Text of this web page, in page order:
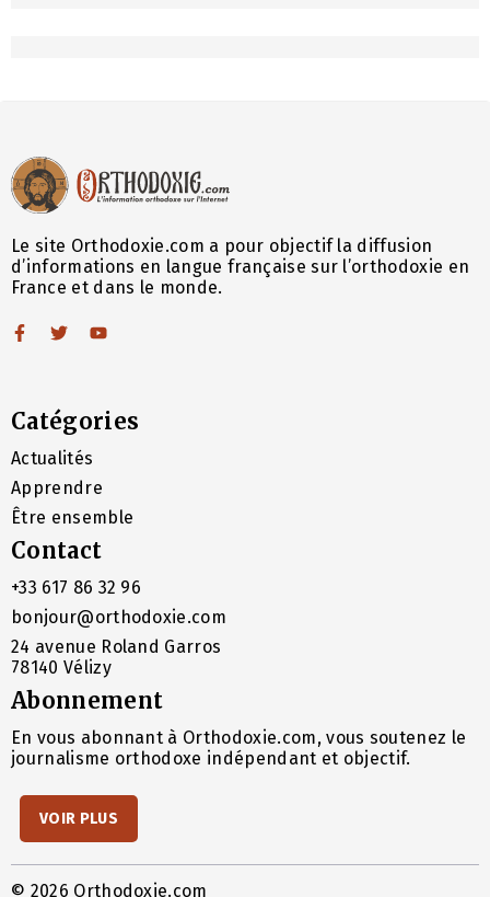
Le site Orthodoxie.com a pour objectif la diffusion
d’informations en langue française sur l’orthodoxie en
France et dans le monde.
Catégories
Actualités
Apprendre
Être ensemble
Contact
+33 617 86 32 96
bonjour@orthodoxie.com
24 avenue Roland Garros
78140 Vélizy
Abonnement
En vous abonnant à Orthodoxie.com, vous soutenez le
journalisme orthodoxe indépendant et objectif.
VOIR PLUS
© 2026 Orthodoxie.com